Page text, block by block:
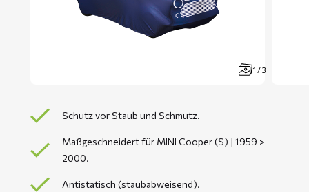
1 / 3
Schutz vor Staub und Schmutz.
Maßgeschneidert für MINI Cooper (S) | 1959 >
2000.
Antistatisch (staubabweisend).